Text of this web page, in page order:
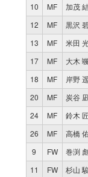
10
MF 加茂
12
MF 黒沢
13
MF 米田
17
MF 大木 颯
18
MF 岸野
20
MF 炭谷
24
MF 鈴木 匠
26
MF 高橋
9
FW 巻渕
11
FW 杉山